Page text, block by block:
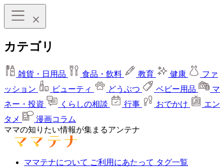
カテゴリ
雑貨・日用品 食品・飲料 教育 健康
ファ
ッション
ビューティ どうぶつ ベビー用品
マ
ネー・投資
くらしの相談 行事 おでかけ
エン
タメ
漫画コラム
ママの知りたい情報が集まるアンテナ
ママテナについて ご利用にあたって タグ一覧